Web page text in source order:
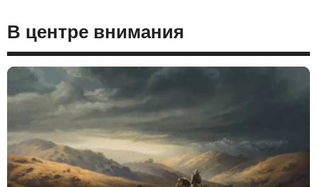
В центре внимания